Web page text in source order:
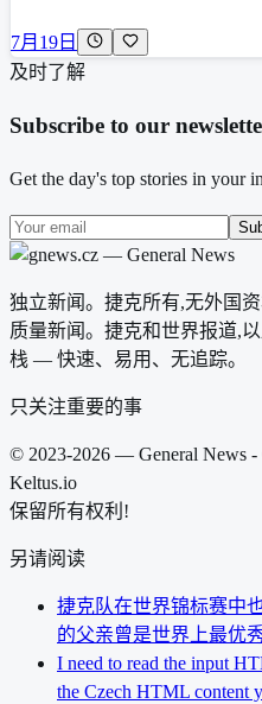
7月19日
及时了解
Subscribe to our
Get the day's top stories in your
独立新闻。捷克所有,无外国
质量新闻。捷克和世界报道,
栈 — 快速、易用、无追踪。
只关注重要的事
© 2023-2026 — General News
Keltus.io
保留所有权利!
另请阅读
捷克队在世界锦标赛中
的父亲曾是世界上最优
I need to read the input
the Czech HTML content